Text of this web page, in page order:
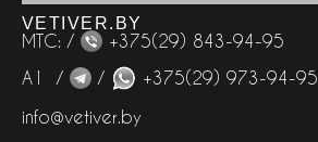
VETIVER.BY
МТС: /
+375(29) 843-94-95
А1 /
/
+375(29) 973-94-95
info@vetiver.by